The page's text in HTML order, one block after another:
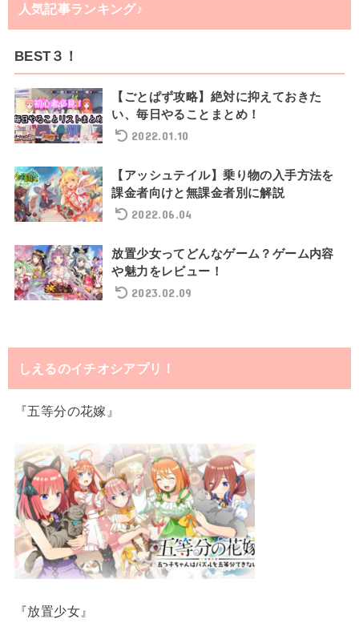
人気記事ランキング♪
BEST３！
【ごとぱず攻略】絶対に抑えておきた
い、毎日やることまとめ！
2022.01.10
【アッシュテイル】乗り物の入手方法を
課金者向けと無課金者別に解説
2022.06.04
放置少女ってどんなゲーム？ゲーム内容
や魅力をレビュー！
2023.02.09
しえるのイチオシアプリ！
『五等分の花嫁』
『放置少女』